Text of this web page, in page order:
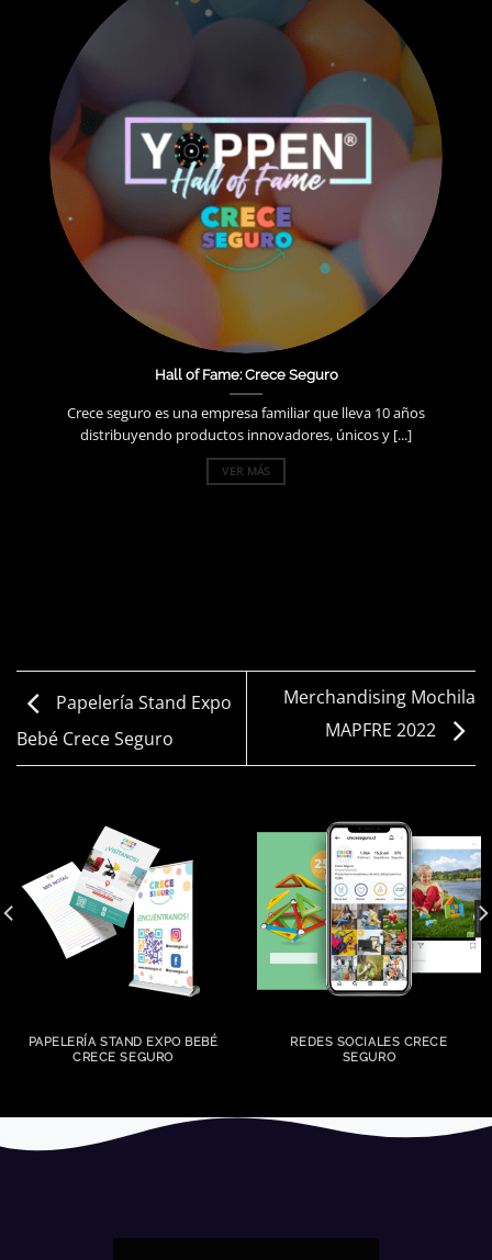
Hall of Fame: Crece Seguro
Crece seguro es una empresa familiar que lleva 10 años
distribuyendo productos innovadores, únicos y [...]
VER MÁS
Papelería Stand Expo
Bebé Crece Seguro
Merchandising Mochila
MAPFRE 2022
PAPELERÍA STAND EXPO BEBÉ
CRECE SEGURO
REDES SOCIALES CRECE
SEGURO